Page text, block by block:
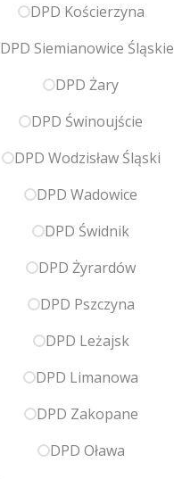
DPD Kościerzyna
DPD Siemianowice Śląskie
DPD Żary
DPD Świnoujście
DPD Wodzisław Śląski
DPD Wadowice
DPD Świdnik
DPD Żyrardów
DPD Pszczyna
DPD Leżajsk
DPD Limanowa
DPD Zakopane
DPD Oława